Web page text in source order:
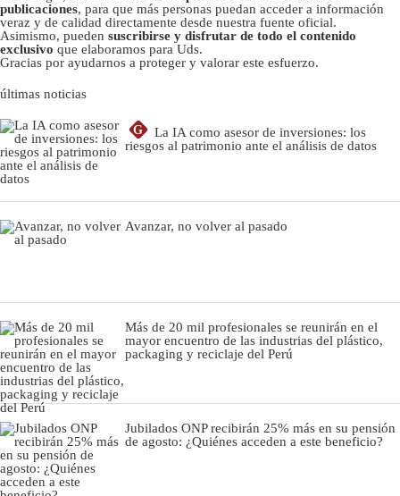
publicaciones, para que más personas puedan acceder a información
veraz y de calidad directamente desde nuestra fuente oficial.
Asimismo, pueden suscribirse y disfrutar de todo el contenido
exclusivo que elaboramos para Uds.
Gracias por ayudarnos a proteger y valorar este esfuerzo.
últimas noticias
G
La IA como asesor de inversiones: los
riesgos al patrimonio ante el análisis de datos
Avanzar, no volver al pasado
Más de 20 mil profesionales se reunirán en el
mayor encuentro de las industrias del plástico,
packaging y reciclaje del Perú
Jubilados ONP recibirán 25% más en su pensión
de agosto: ¿Quiénes acceden a este beneficio?